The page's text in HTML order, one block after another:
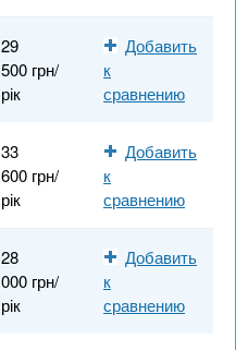
29
500 грн/
рік
Добавить
к
сравнению
33
600 грн/
рік
Добавить
к
сравнению
28
000 грн/
рік
Добавить
к
сравнению